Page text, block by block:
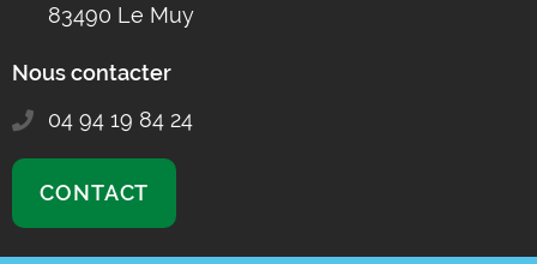
83490 Le Muy
Nous contacter
04 94 19 84 24
CONTACT